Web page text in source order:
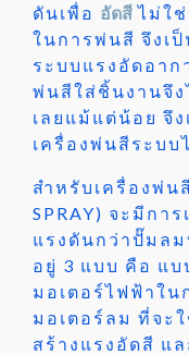
ดันเพื่อ อัดสี ไม่ใ
ในการพ่นสี จึงเ
ระบบแรงอัดอาก
พ่นสีใส่ชิ้นงานจึ
เลยแม้แต่น้อย จึ
เครื่องพ่นสีระบบ
สำหรับเครื่องพ่น
SPRAY) จะมีกา
แรงดันกว่าปั๊มล
อยู่ 3 แบบ คือ แ
มอเตอร์ไฟฟ้าใน
มอเตอร์ลม ที่จะ
สร้างแรงอัดสี แ